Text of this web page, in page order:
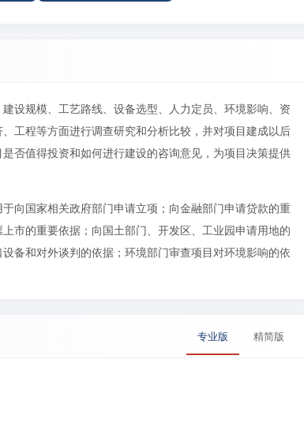
设规模、工艺路线、设备选型、人力定员、环境影响、资
工程等方面进行调查研究和分析比较，并对项目建成以后
否值得投资和如何进行建设的咨询意见，为项目决策提供
向国家相关政府部门申请立项；向金融部门申请贷款的重
市的重要依据；向国土部门、开发区、工业园申请用地的
备和对外谈判的依据；环境部门审查项目对环境影响的依
专业版 精简版